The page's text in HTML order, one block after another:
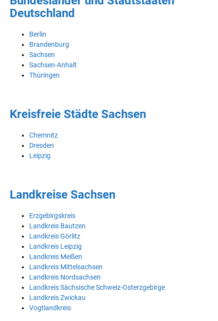
Deutschland
Berlin
Brandenburg
Sachsen
Sachsen-Anhalt
Thüringen
Kreisfreie Städte Sachsen
Chemnitz
Dresden
Leipzig
Landkreise Sachsen
Erzgebirgskreis
Landkreis Bautzen
Landkreis Görlitz
Landkreis Leipzig
Landkreis Meißen
Landkreis Mittelsachsen
Landkreis Nordsachsen
Landkreis Sächsische Schweiz-Osterzgebirge
Landkreis Zwickau
Vogtlandkreis